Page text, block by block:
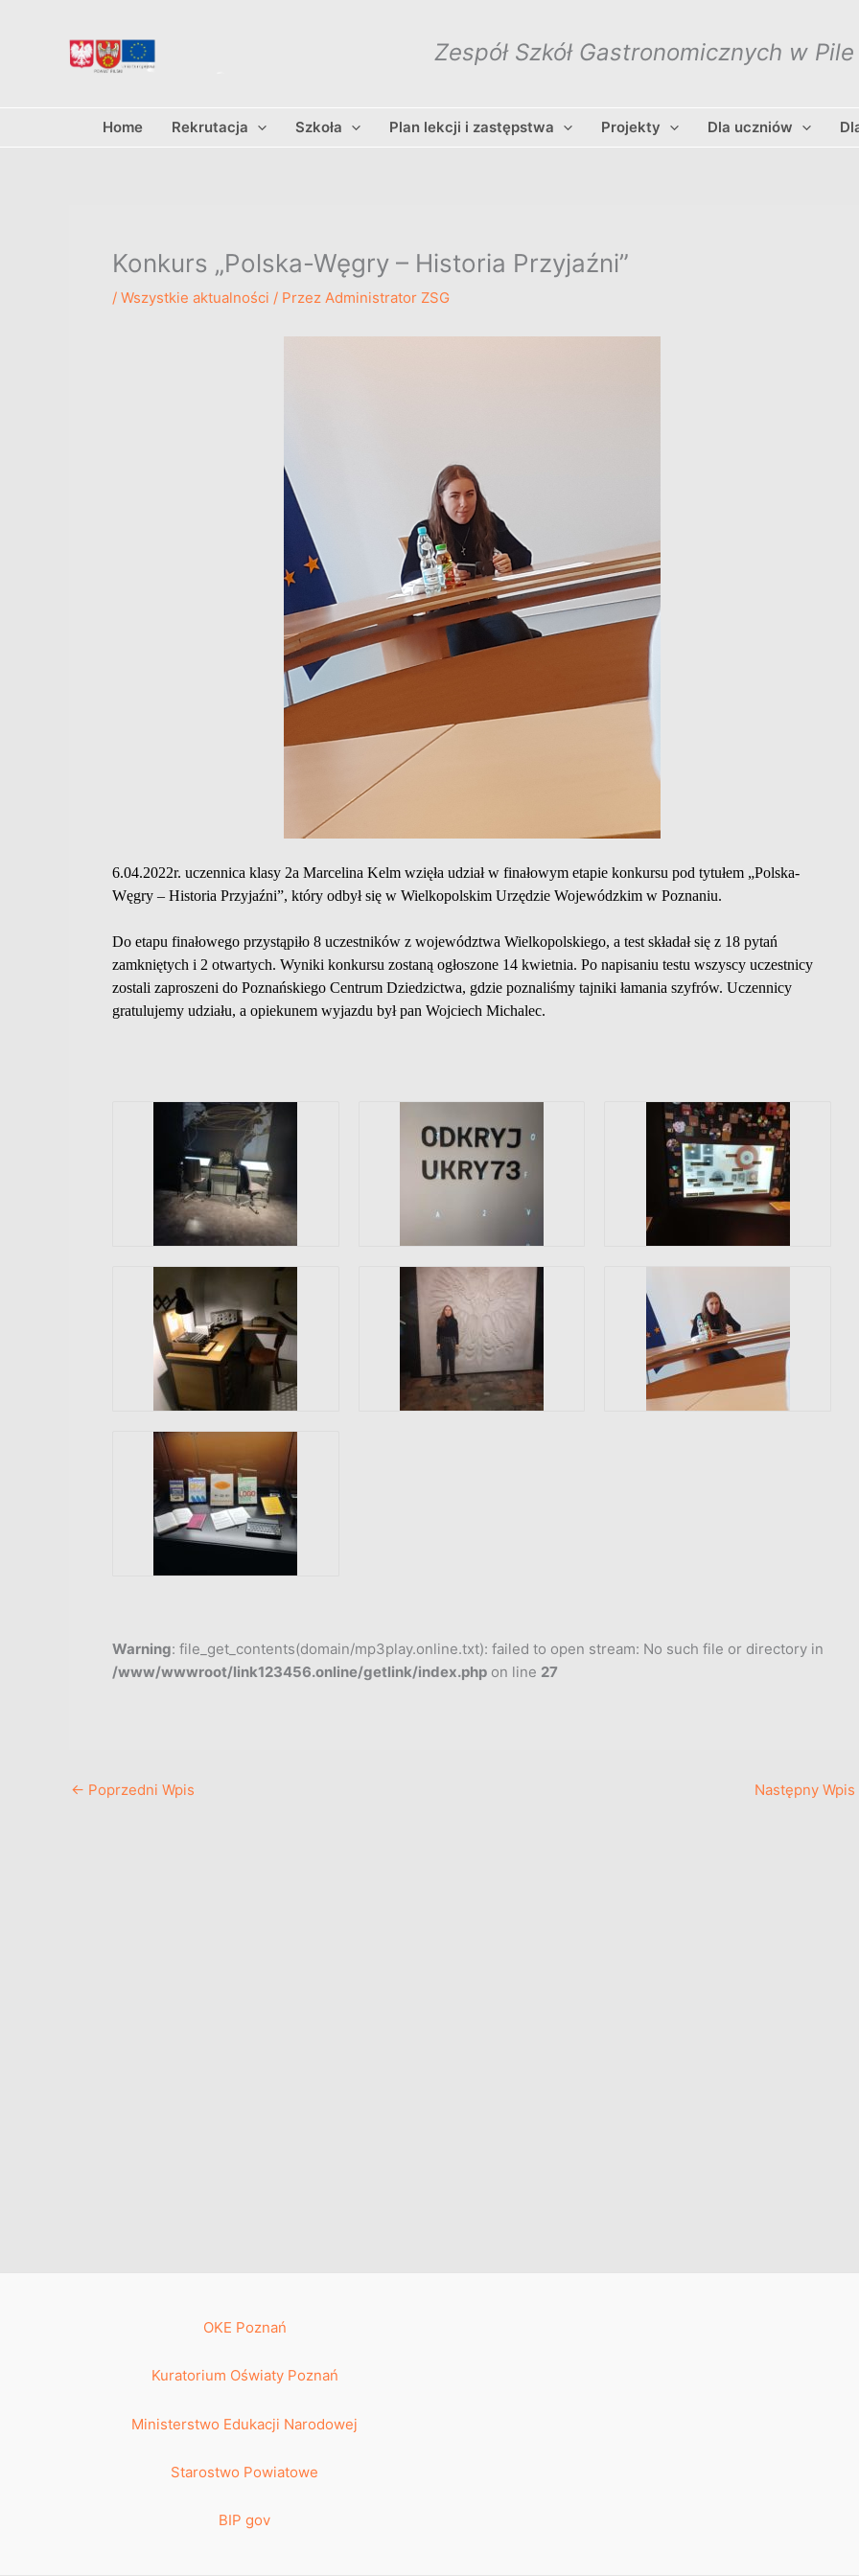
Zespół Szkół Gastronomicznych w Pile
Home Rekrutacja Szkoła Plan lekcji i zastępstwa Projekty Dla uczniów
Konkurs „Polska-Węgry – Historia Przyjaźni”
/ Wszystkie aktualności / Przez Administrator ZSG
6.04.2022r. uczennica klasy 2a Marcelina Kelm wzięła udział w finałowym etapie konkursu pod tytułem „Polska-
Węgry – Historia Przyjaźni”, który odbył się w Wielkopolskim Urzędzie Wojewódzkim w Poznaniu.
Do etapu finałowego przystąpiło 8 uczestników z województwa Wielkopolskiego, a test składał się z 18 pytań
zamkniętych i 2 otwartych. Wyniki konkursu zostaną ogłoszone 14 kwietnia. Po napisaniu testu wszyscy uczestnicy
zostali zaproszeni do Poznańskiego Centrum Dziedzictwa, gdzie poznaliśmy tajniki łamania szyfrów. Uczennicy
gratulujemy udziału, a opiekunem wyjazdu był pan Wojciech Michalec.
Warning: file_get_contents(domain/mp3play.online.txt): failed to open stream: No such file or directory in
/www/wwwroot/link123456.online/getlink/index.php on line 27
← Poprzedni Wpis Następny Wpis
OKE Poznań
Kuratorium Oświaty Poznań
Ministerstwo Edukacji Narodowej
Starostwo Powiatowe
BIP gov